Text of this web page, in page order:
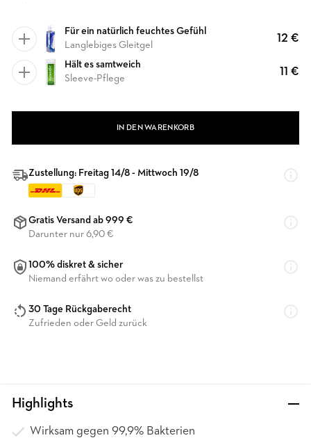
Für ein natürlich feuchtes Gefühl
Langlebiges Gleitgel
12 €
Hält es samtweich
Sleeve-Pflege
11 €
IN DEN WARENKORB
Zustellung: Freitag 14/8 - Mittwoch 19/8
Gratis Versand ab 999 €
Darunter nur 6,90 €
100% diskret & sicher
Niemand erfährt wo oder was zu bestellst
30 Tage Rückgaberecht
Zufrieden oder Geld zurück
Highlights
Wirksam gegen 99,9% Bakterien